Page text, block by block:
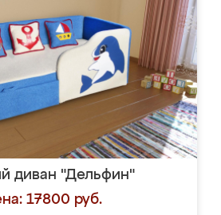
диван "Дельфин"
17800 руб.